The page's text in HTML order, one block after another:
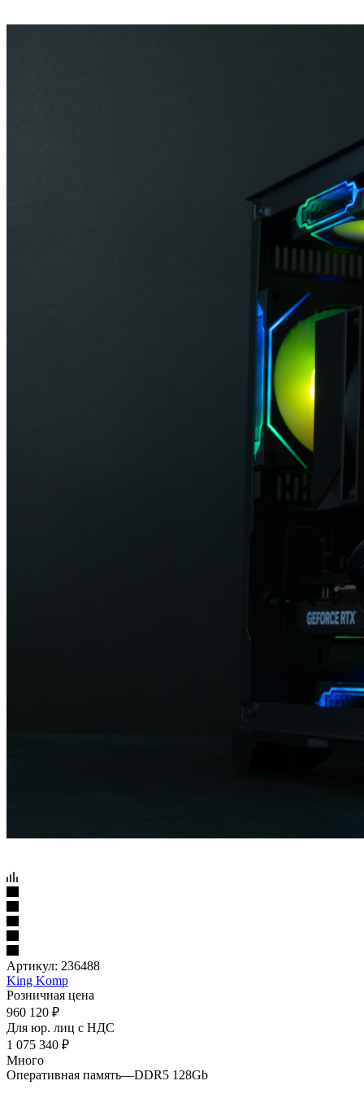
Артикул: 236488
King Komp
Розничная цена
960 120 ₽
Для юр. лиц c НДС
1 075 340 ₽
Много
Оперативная память—DDR5 128Gb